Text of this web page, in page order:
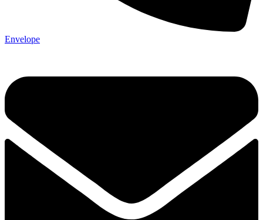
Envelope